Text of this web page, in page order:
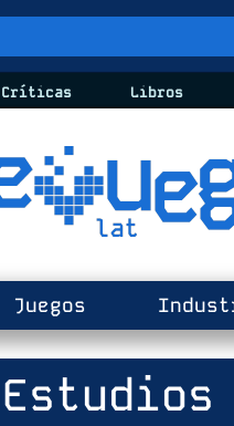
Críticas Libros
Juegos
Estudios